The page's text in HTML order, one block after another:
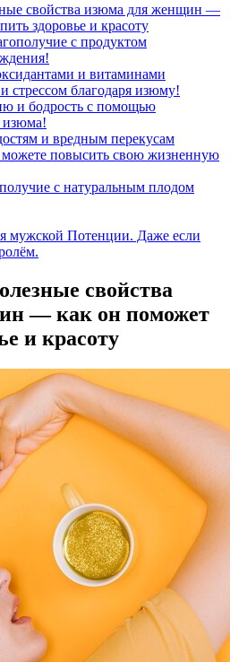
свойства изюма для женщин —
здоровье и красоту
с продуктом
и витаминами
стрессом благодаря изюму!
и бодрость с помощью
изюма!
и вредным перекусам
повысить свою жизненную
с натуральным плодом
мужской Потенции. Даже если
свойства
— как он поможет
и красоту